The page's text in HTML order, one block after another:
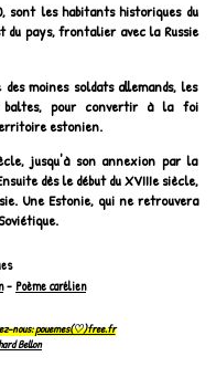
sont les habitants historiques du
du pays, frontalier avec la Russie
moines soldats allemands, les
baltes, pour convertir à la foi
estonien.
jusqu'à son annexion par la
dès le début du XVIIIe siècle,
Une Estonie, qui ne retrouvera
- Poème carélien
nous:pouemes(♡)free.fr
Bellon